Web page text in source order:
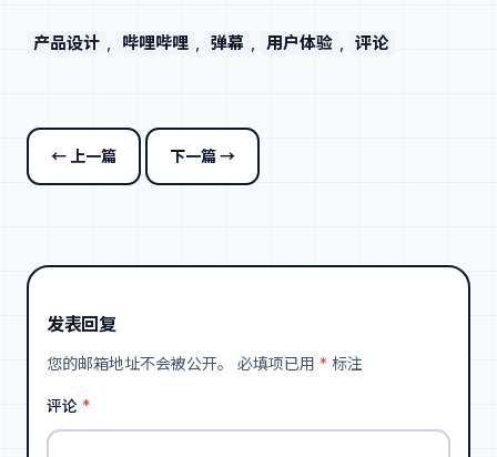
产品设计 , 哔哩哔哩 , 弹幕 , 用户体验 , 评论
← 上一篇 下一篇 →
发表回复
您的邮箱地址不会被公开。 必填项已用 * 标注
评论 *